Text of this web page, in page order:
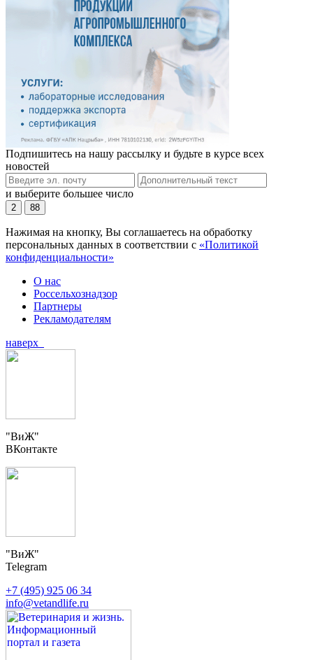
Подпишитесь на нашу рассылку и будьте в курсе всех
новостей
и выберите большее число
2 88
Нажимая на кнопку, Вы соглашаетесь на обработку
персональных данных в соответствии с «Политикой
конфиденциальности»
О нас
Россельхознадзор
Партнеры
Рекламодателям
наверх
"ВиЖ"
ВКонтакте
"ВиЖ"
Telegram
+7 (495) 925 06 34
info@vetandlife.ru